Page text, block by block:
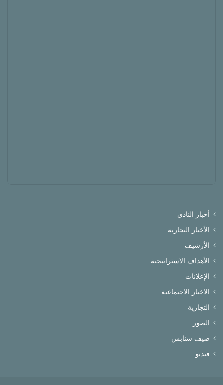
أخبار النادي
الأخبار التجارية
الأرشيف
الأهداف الاستراتيجية
الإعلانات
الاخبار الاجتماعية
التجارية
الصور
صيف سنابس
فيديو